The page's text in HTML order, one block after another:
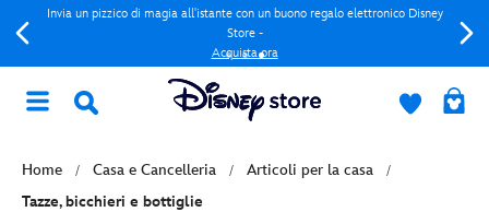
Invia un pizzico di magia all'istante con un buono regalo elettronico Disney
Store -
Acquista ora
Home Casa e Cancelleria
Articoli per la casa
Tazze, bicchieri e bottiglie